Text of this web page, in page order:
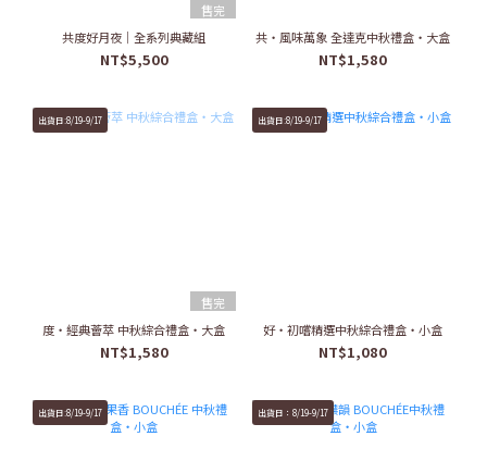
售完
共度好月夜｜全系列典藏組
NT$5,500
共・風味萬象 全達克中秋禮盒・大盒
NT$1,580
出貨日:8/19-9/17
售完
度・經典薈萃 中秋綜合禮盒・大盒
NT$1,580
出貨日:8/19-9/17
好・初嚐精選中秋綜合禮盒・小盒
NT$1,080
出貨日:8/19-9/17 出貨日：8/19-9/17